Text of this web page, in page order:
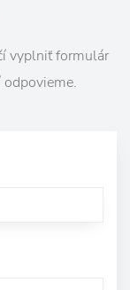
vyplniť formulár